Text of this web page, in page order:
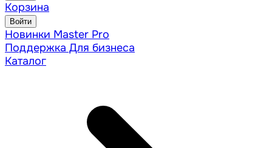
Корзина
Войти
Новинки Master Pro
Поддержка Для бизнеса
Каталог